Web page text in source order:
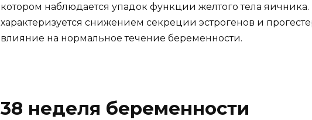
котором наблюдается упадок функции желтого тела
характеризуется снижением секреции эстрогенов и
влияние на нормальное течение беременности.
38 неделя беременности